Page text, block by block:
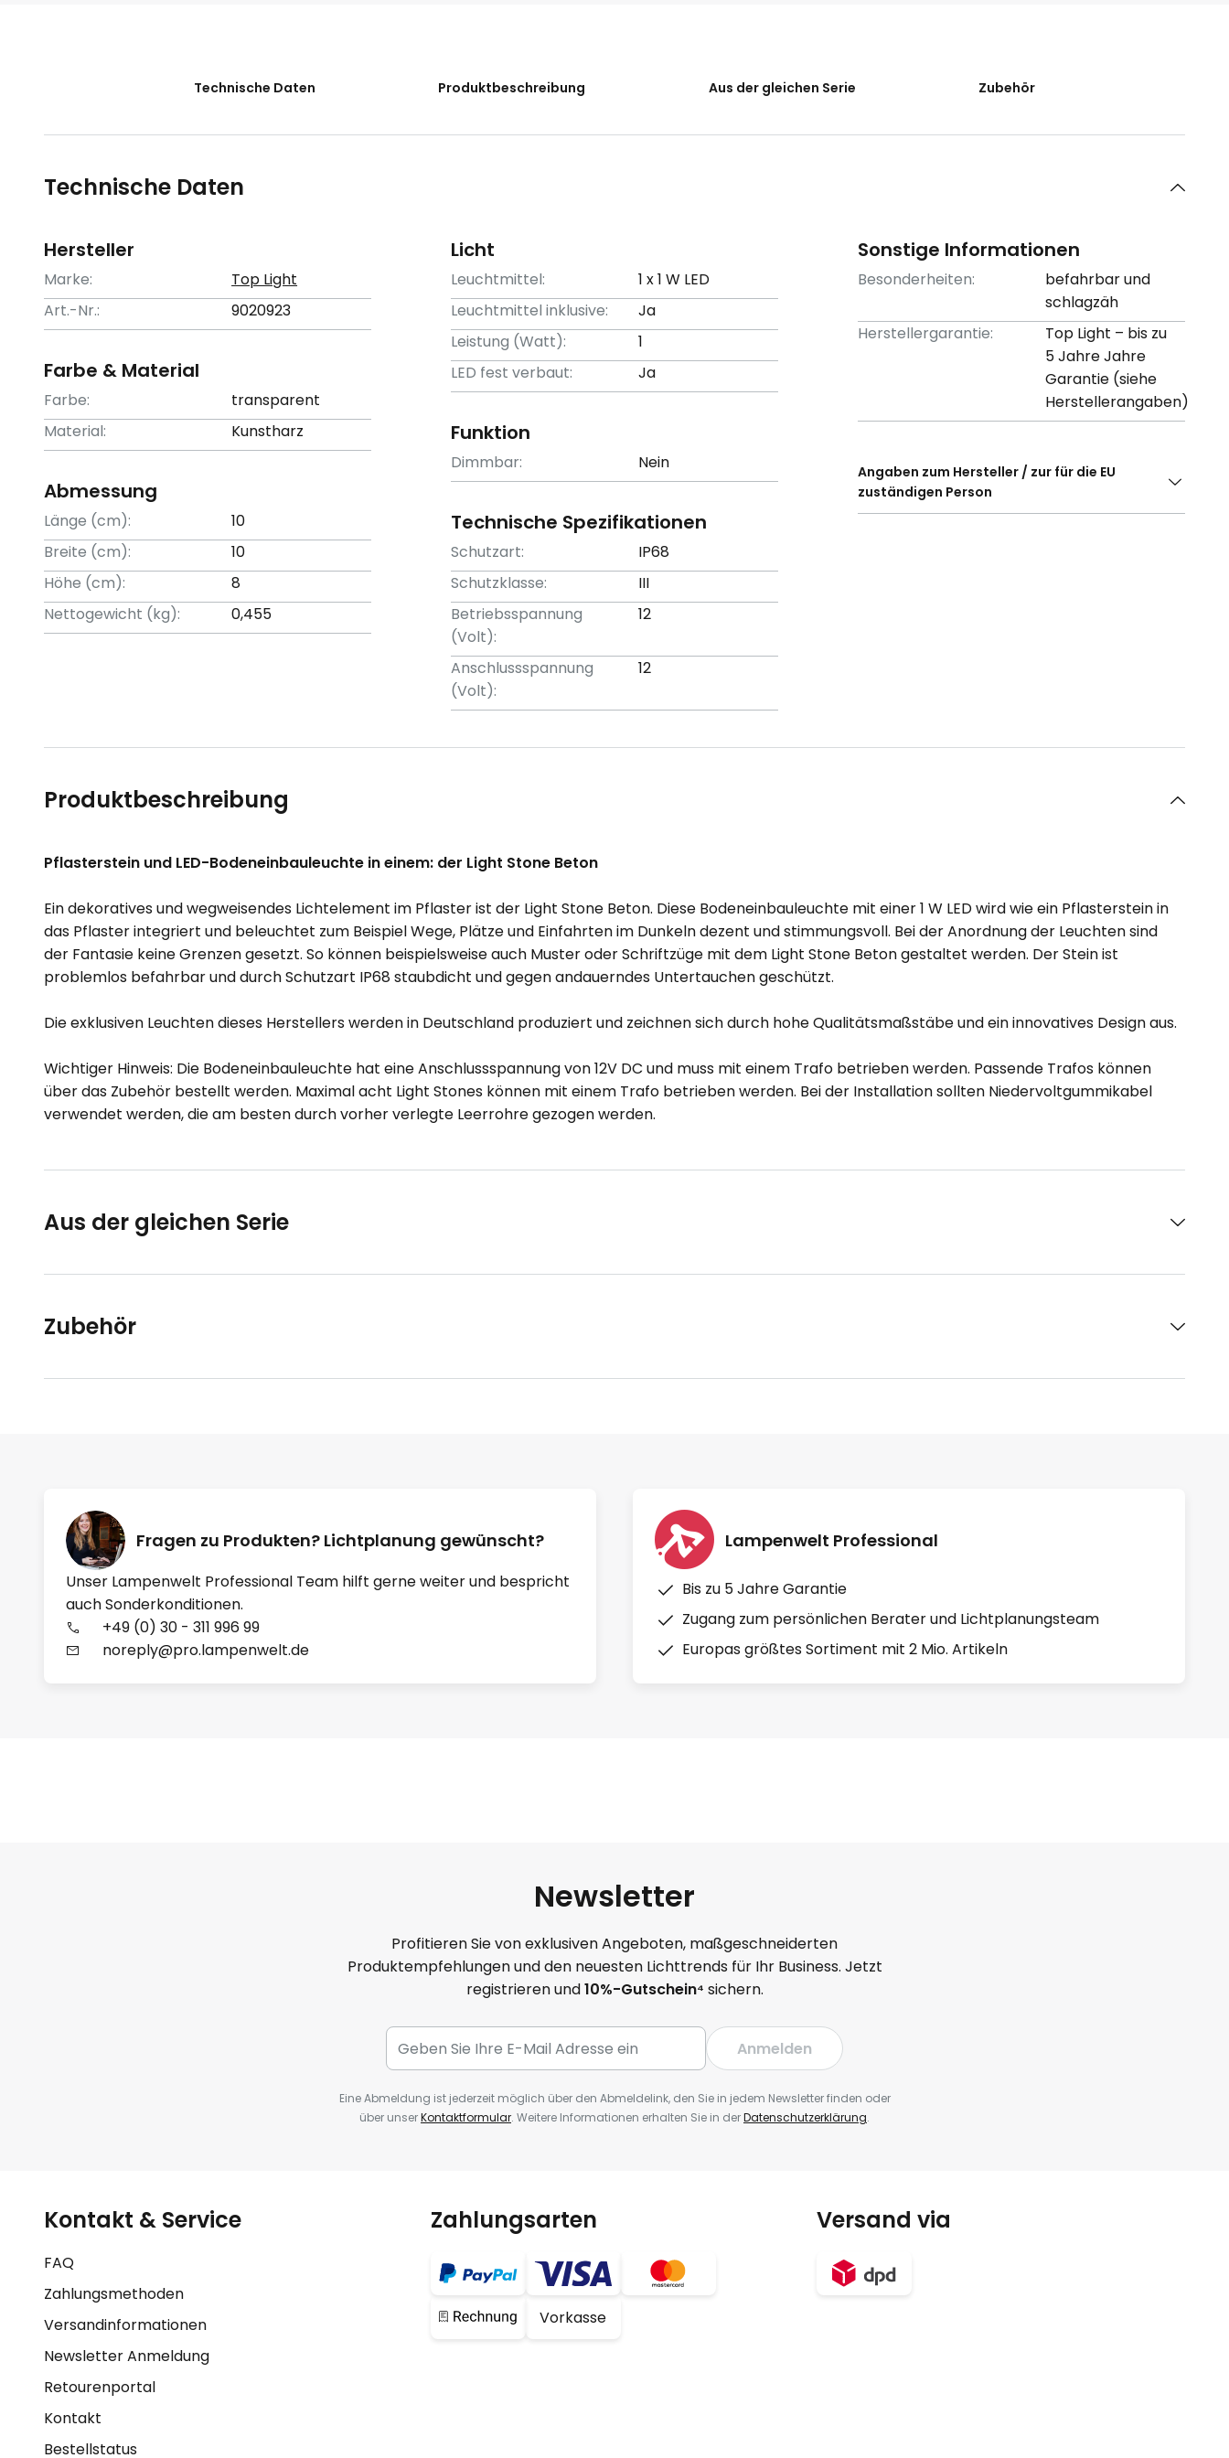
Technische Daten Produktbeschreibung Aus der gleichen Serie Zubehör
Technische Daten
Hersteller
Marke:
Top Light
Art.-Nr.:
9020923
Farbe & Material
Farbe:
transparent
Material:
Kunstharz
Abmessung
Länge (cm):
10
Breite (cm):
10
Höhe (cm):
8
Nettogewicht (kg):
0,455
Licht
Leuchtmittel:
1 x 1 W LED
Leuchtmittel inklusive:
Ja
Leistung (Watt):
1
LED fest verbaut:
Ja
Funktion
Dimmbar: Nein
Technische Spezifikationen
Schutzart:
IP68
Schutzklasse:
III
Betriebsspannung
(Volt):
12
Anschlussspannung
(Volt):
12
Sonstige Informationen
Besonderheiten:
befahrbar und
schlagzäh
Herstellergarantie:
Top Light – bis zu
5 Jahre Jahre
Garantie (siehe
Herstellerangaben)
Angaben zum Hersteller / zur für die EU
zuständigen Person
Produktbeschreibung
Pflasterstein und LED-Bodeneinbauleuchte in einem: der Light Stone Beton
Ein dekoratives und wegweisendes Lichtelement im Pflaster ist der Light Stone Beton. Diese Bodeneinbauleuchte mit einer 1 W LED wird wie ein Pflasterstein in
das Pflaster integriert und beleuchtet zum Beispiel Wege, Plätze und Einfahrten im Dunkeln dezent und stimmungsvoll. Bei der Anordnung der Leuchten sind
der Fantasie keine Grenzen gesetzt. So können beispielsweise auch Muster oder Schriftzüge mit dem Light Stone Beton gestaltet werden. Der Stein ist
problemlos befahrbar und durch Schutzart IP68 staubdicht und gegen andauerndes Untertauchen geschützt.
Die exklusiven Leuchten dieses Herstellers werden in Deutschland produziert und zeichnen sich durch hohe Qualitätsmaßstäbe und ein innovatives Design aus.
Wichtiger Hinweis: Die Bodeneinbauleuchte hat eine Anschlussspannung von 12V DC und muss mit einem Trafo betrieben werden. Passende Trafos können
über das Zubehör bestellt werden. Maximal acht Light Stones können mit einem Trafo betrieben werden. Bei der Installation sollten Niedervoltgummikabel
verwendet werden, die am besten durch vorher verlegte Leerrohre gezogen werden.
Aus der gleichen Serie
Zubehör
Fragen zu Produkten? Lichtplanung gewünscht?
Unser Lampenwelt Professional Team hilft gerne weiter und bespricht
auch Sonderkonditionen.
+49 (0) 30 - 311 996 99
noreply@pro.lampenwelt.de
Lampenwelt Professional
Bis zu 5 Jahre Garantie
Zugang zum persönlichen Berater und Lichtplanungsteam
Europas größtes Sortiment mit 2 Mio. Artikeln
Newsletter
Profitieren Sie von exklusiven Angeboten, maßgeschneiderten
Produktempfehlungen und den neuesten Lichttrends für Ihr Business. Jetzt
registrieren und10%-Gutschein⁴ sichern.
Anmelden
Eine Abmeldung ist jederzeit möglich über den Abmeldelink, den Sie in jedem Newsletter finden oder
über unserKontaktformular. Weitere Informationen erhalten Sie in derDatenschutzerklärung.
Kontakt & Service
FAQ
Zahlungsmethoden
Versandinformationen
Newsletter Anmeldung
Retourenportal
Kontakt
Bestellstatus
Zahlungsarten
Vorkasse
Versand via